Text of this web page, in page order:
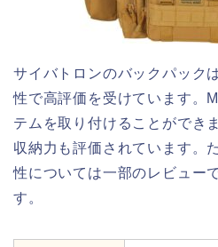
サイバトロンのバックパック
性で高評価を受けています。
テムを取り付けることができ
収納力も評価されています。
性については一部のレビュー
す。